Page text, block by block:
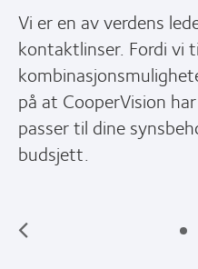
Vi er en av verdens
kontaktlinser. Fordi vi
på at CooperVision
passer til dine
budsjett.